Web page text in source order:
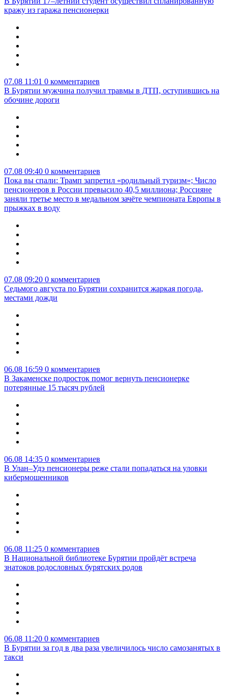
кражу из гаража пенсионерки
07.08 11:01 0 комментариев
В Бурятии мужчина получил травмы в ДТП, оступившись на
обочине дороги
07.08 09:40 0 комментариев
Пока вы спали: Трамп запретил «родильный туризм»; Число
пенсионеров в России превысило 40,5 миллиона; Россияне
заняли третье место в медальном зачёте чемпионата Европы в
прыжках в воду
07.08 09:20 0 комментариев
Седьмого августа по Бурятии сохранится жаркая погода,
местами дожди
06.08 16:59 0 комментариев
В Закаменске подросток помог вернуть пенсионерке
потерянные 15 тысяч рублей
06.08 14:35 0 комментариев
В Улан–Удэ пенсионеры реже стали попадаться на уловки
кибермошенников
06.08 11:25 0 комментариев
В Национальной библиотеке Бурятии пройдёт встреча
знатоков родословных бурятских родов
06.08 11:20 0 комментариев
В Бурятии за год в два раза увеличилось число самозанятых в
такси